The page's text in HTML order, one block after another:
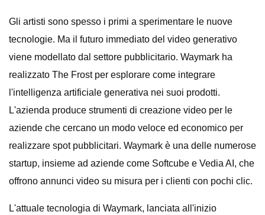
Gli artisti sono spesso i primi a sperimentare le nuove
tecnologie. Ma il futuro immediato del video generativo
viene modellato dal settore pubblicitario. Waymark ha
realizzato The Frost per esplorare come integrare
l'intelligenza artificiale generativa nei suoi prodotti.
L'azienda produce strumenti di creazione video per le
aziende che cercano un modo veloce ed economico per
realizzare spot pubblicitari. Waymark è una delle numerose
startup, insieme ad aziende come Softcube e Vedia AI, che
offrono annunci video su misura per i clienti con pochi clic.
L'attuale tecnologia di Waymark, lanciata all'inizio